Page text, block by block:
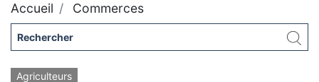
Accueil Commerces
Agriculteurs